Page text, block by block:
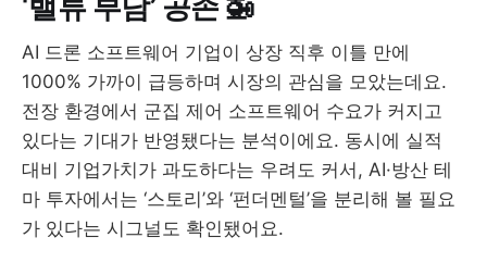
AI 드론 소프트웨어 기업이 상장 직후 이틀 만에
1000% 가까이 급등하며 시장의 관심을 모았는데요.
전장 환경에서 군집 제어 소프트웨어 수요가 커지고
있다는 기대가 반영됐다는 분석이에요. 동시에 실적
대비 기업가치가 과도하다는 우려도 커서, AI·방산 테
마 투자에서는 ‘스토리’와 ‘펀더멘털’을 분리해 볼 필요
가 있다는 시그널도 확인됐어요.